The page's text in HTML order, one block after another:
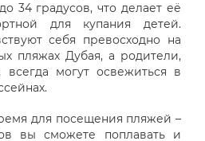
34 градусов, что делает её
для купания детей.
себя превосходно на
пляжах Дубая, а родители,
могут освежиться в
для посещения пляжей –
вы сможете поплавать и